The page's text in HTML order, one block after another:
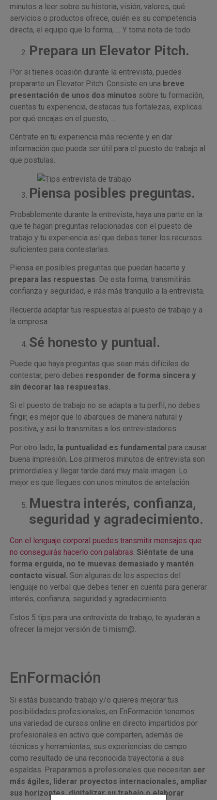
minutos a leer sobre su historia, visión, valores, qué
servicios o productos ofrece, quién es su competencia
directa, el equipo que lo forma, … Y toma nota de todo.
Prepara un Elevator Pitch.
Por si tienes ocasión durante la entrevista, puedes
prepararte un Elevator Pitch. Consiste en una breve
presentación de unos dos minutos sobre tu formación,
cuentas tu experiencia, destacas tus fortalezas, explicas
por qué encajas en el puesto, …
Céntrate en tu experiencia más reciente y en dar
información que pueda ser útil para el puesto de trabajo al
que postulas.
Piensa posibles preguntas.
Probablemente durante la entrevista, haya una parte en la
que te hagan preguntas relacionadas con el puesto de
trabajo y tu experiencia así que debes tener los recursos
suficientes para contestarlas.
Piensa en posibles preguntas que puedan hacerte y
prepara las respuestas. De esta forma, transmitirás
confianza y seguridad, e irás más tranquilo a la entrevista.
Recuerda adaptar tus respuestas al puesto de trabajo y a
la empresa.
Sé honesto y puntual.
Puede que haya preguntas que sean más difíciles de
contestar, pero debes responder de forma sincera y
sin decorar las respuestas.
Si el puesto de trabajo no se adapta a tu perfil, no debes
fingir, es mejor que lo abarques de manera natural y
positiva, y así lo transmitas a los entrevistadores.
Por otro lado, la puntualidad es fundamental para causar
buena impresión. Los primeros minutos de entrevista son
primordiales y llegar tarde dará muy mala imagen. Lo
mejor es que llegues con unos minutos de antelación.
Muestra interés, confianza,
seguridad y agradecimiento.
Con el lenguaje corporal puedes transmitir mensajes que
no conseguirás hacerlo con palabras. Siéntate de una
forma erguida, no te muevas demasiado y mantén
contacto visual. Son algunas de los aspectos del
lenguaje no verbal que debes tener en cuenta para generar
interés, confianza, seguridad y agradecimiento.
Estos 5 tips para una entrevista de trabajo, te ayudarán a
ofrecer la mejor versión de ti mism@.
EnFormación
Si estás buscando trabajo y/o quieres mejorar tus
posibilidades profesionales, en EnFormación tenemos
una variedad de cursos online en directo impartidos por
profesionales en activo que comparten, además de
técnicas y herramientas, sus experiencias de campo
como resultado de una reconocida trayectoria a sus
espaldas. Preparamos a profesionales que necesitan ser
más ágiles, liderar proyectos internacionales, ampliar
sus horizontes, digitalizar su trabajo o elaborar